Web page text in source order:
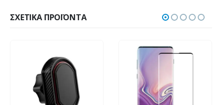
ΣΧΕΤΙΚΆ ΠΡΟΪΌΝΤΑ